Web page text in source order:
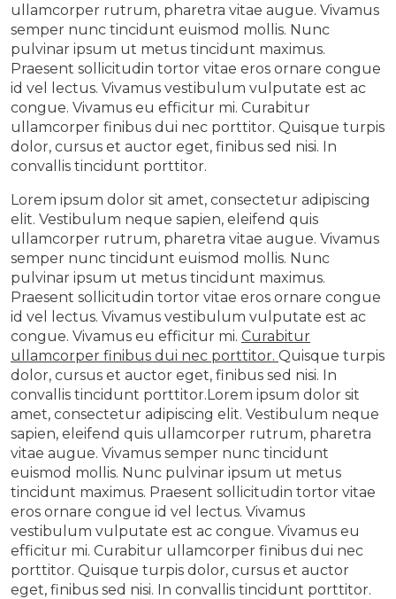
ullamcorper rutrum, pharetra vitae augue. Vivamus
semper nunc tincidunt euismod mollis. Nunc
pulvinar ipsum ut metus tincidunt maximus.
Praesent sollicitudin tortor vitae eros ornare congue
id vel lectus. Vivamus vestibulum vulputate est ac
congue. Vivamus eu efficitur mi. Curabitur
ullamcorper finibus dui nec porttitor. Quisque turpis
dolor, cursus et auctor eget, finibus sed nisi. In
convallis tincidunt porttitor.
Lorem ipsum dolor sit amet, consectetur adipiscing
elit. Vestibulum neque sapien, eleifend quis
ullamcorper rutrum, pharetra vitae augue. Vivamus
semper nunc tincidunt euismod mollis. Nunc
pulvinar ipsum ut metus tincidunt maximus.
Praesent sollicitudin tortor vitae eros ornare congue
id vel lectus. Vivamus vestibulum vulputate est ac
congue. Vivamus eu efficitur mi. Curabitur
ullamcorper finibus dui nec porttitor. Quisque turpis
dolor, cursus et auctor eget, finibus sed nisi. In
convallis tincidunt porttitor.Lorem ipsum dolor sit
amet, consectetur adipiscing elit. Vestibulum neque
sapien, eleifend quis ullamcorper rutrum, pharetra
vitae augue. Vivamus semper nunc tincidunt
euismod mollis. Nunc pulvinar ipsum ut metus
tincidunt maximus. Praesent sollicitudin tortor vitae
eros ornare congue id vel lectus. Vivamus
vestibulum vulputate est ac congue. Vivamus eu
efficitur mi. Curabitur ullamcorper finibus dui nec
porttitor. Quisque turpis dolor, cursus et auctor
eget, finibus sed nisi. In convallis tincidunt porttitor.